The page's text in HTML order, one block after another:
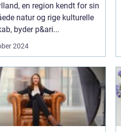
en region kendt for sin
natur og rige kulturelle
byder p&ari...
2024